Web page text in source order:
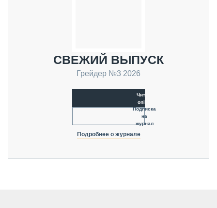
СВЕЖИЙ ВЫПУСК
Грейдер №3 2026
Читать
online
Подписка
на
журнал
Подробнее о журнале